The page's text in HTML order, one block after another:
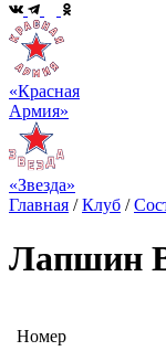
«Красная
Армия»
«Звезда»
Главная /Клуб /
Лапшин
Номер